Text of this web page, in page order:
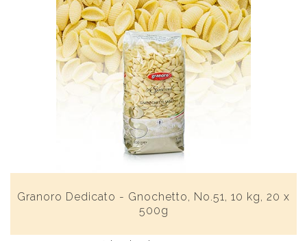
Granoro Dedicato - Gnochetto, No.51, 10 kg, 20 x
500g